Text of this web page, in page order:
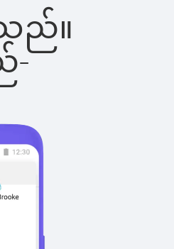
သည်။
-